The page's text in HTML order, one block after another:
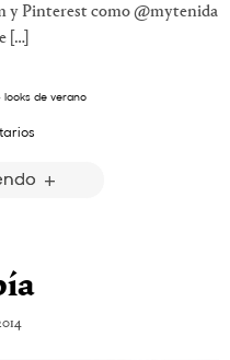
y Pinterest como @mytenida
[…]
looks de verano